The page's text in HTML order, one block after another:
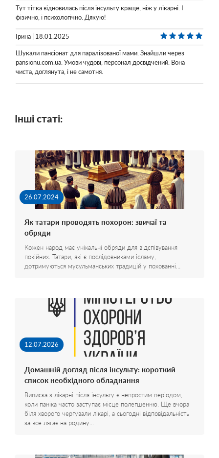
Тут тітка відновилась після інсульту краще, ніж у лікарні. І
фізично, і психологічно. Дякую!
Ірина | 18.01.2025
Шукали пансіонат для паралізованої мами. Знайшли через
pansionu.com.ua. Умови чудові, персонал досвідчений. Вона
чиста, доглянута, і не самотня.
Інші статі:
26.07.2024
Як татари проводять похорон: звичаї та
обряди
Кожен народ має унікальні обряди для відспівування
покійних. Татари, які є послідовниками ісламу,
дотримуються мусульманських традицій у похованні…
12.07.2026
Домашній догляд після інсульту: короткий
список необхідного обладнання
Виписка з лікарні після інсульту є непростим періодом,
коли паніка часто заступає місце полегшенню. Ще вчора
біля хворого чергували лікарі, а сьогодні відповідальність
за все лягає на родину…